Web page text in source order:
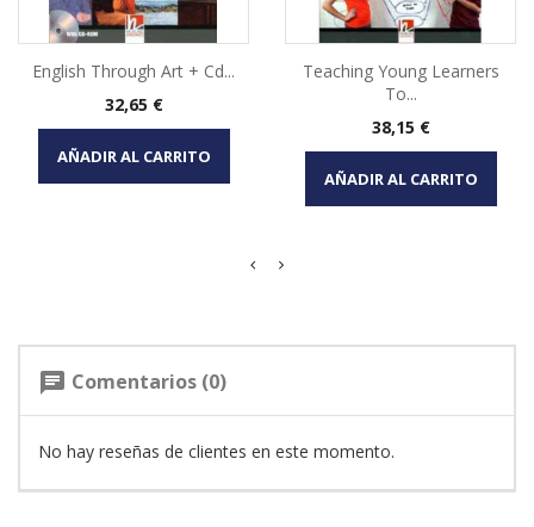
English Through Art + Cd...
Precio
32,65 €
AÑADIR AL CARRITO
Teaching Young Learners
To...
Precio
38,15 €
AÑADIR AL CARRITO
chat Comentarios (0)
No hay reseñas de clientes en este momento.